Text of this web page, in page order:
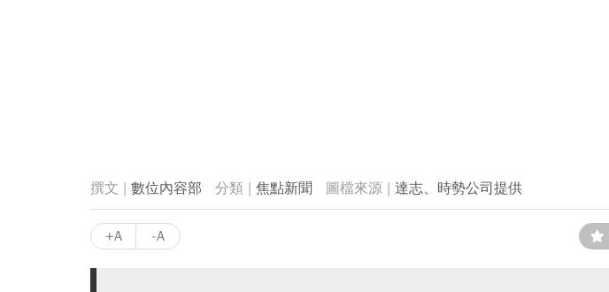
數位內容部 焦點新聞 達志、時勢公司提供
+A -A